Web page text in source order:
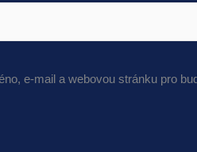
e-mail a webovou stránku pro